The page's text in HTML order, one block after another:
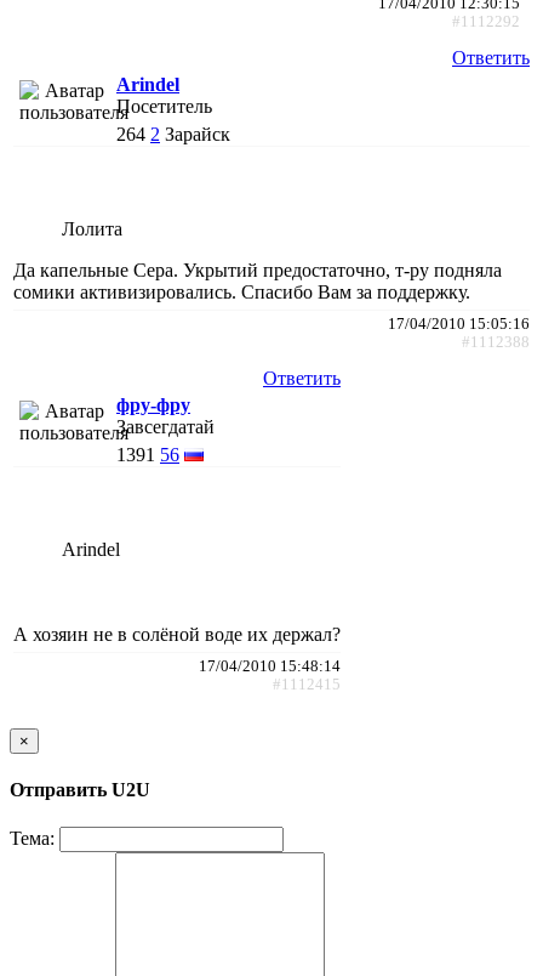
17/04/2010 12:30:15
#1112292
Ответить
Arindel
Посетитель
264 2 Зарайск
Лолита
Да капельные Сера. Укрытий предостаточно, т-ру подняла
сомики активизировались. Спасибо Вам за поддержку.
17/04/2010 15:05:16
#1112388
Ответить
фру-фру
Завсегдатай
1391 56
Arindel
А хозяин не в солёной воде их держал?
17/04/2010 15:48:14
#1112415
×
Отправить U2U
Тема: